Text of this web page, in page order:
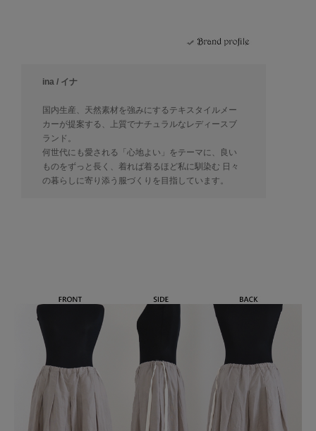
ina / イナ
国内生産、天然素材を強みにするテキスタイルメー
カーが提案する、上質でナチュラルなレディースブ
ランド。
何世代にも愛される「心地よい」をテーマに、良い
ものをずっと長く、着れば着るほど私に馴染む 日々
の暮らしに寄り添う服づくりを目指しています。